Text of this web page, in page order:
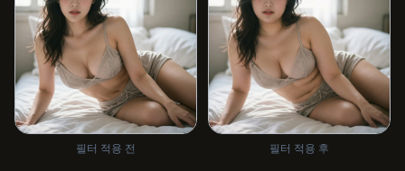
필터 적용 전 필터 적용 후